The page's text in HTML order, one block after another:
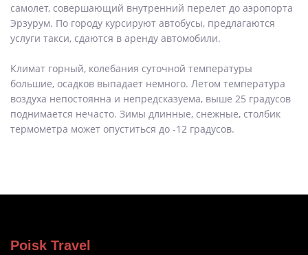
самолет, совершающий внутренний перелет до аэропорта
Эрзурум. По городу курсируют автобусы, предлагаются
услуги такси, сдаются в аренду автомобили.
Климат горный, колебания суточной температуры
большие, осадков выпадает немного. Летом температура
воздуха непостоянна и непредсказуема, выше 25 градусов
поднимается нечасто. Зимы длинные, снежные, столбик
термометра может опуститься до -12 градусов.
Poisk Travel